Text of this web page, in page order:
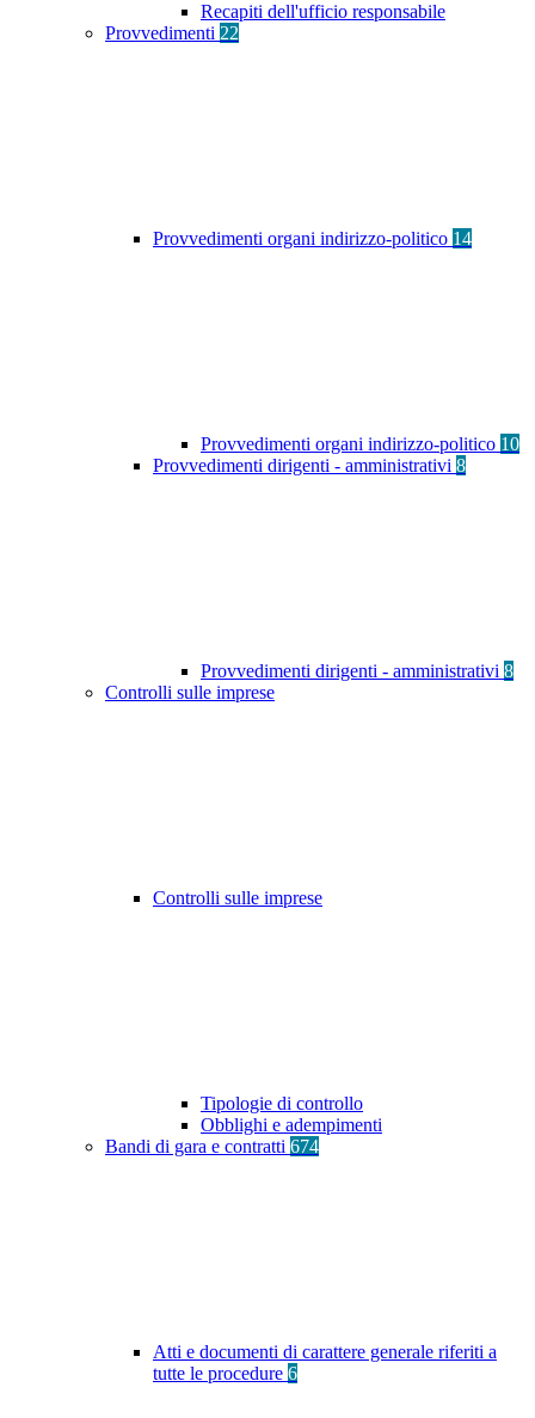
Recapiti dell'ufficio responsabile
Provvedimenti 22
Provvedimenti organi indirizzo-politico 14
Provvedimenti organi indirizzo-politico 10
Provvedimenti dirigenti - amministrativi 8
Provvedimenti dirigenti - amministrativi 8
Controlli sulle imprese
Controlli sulle imprese
Tipologie di controllo
Obblighi e adempimenti
Bandi di gara e contratti 674
Atti e documenti di carattere generale riferiti a
tutte le procedure 6